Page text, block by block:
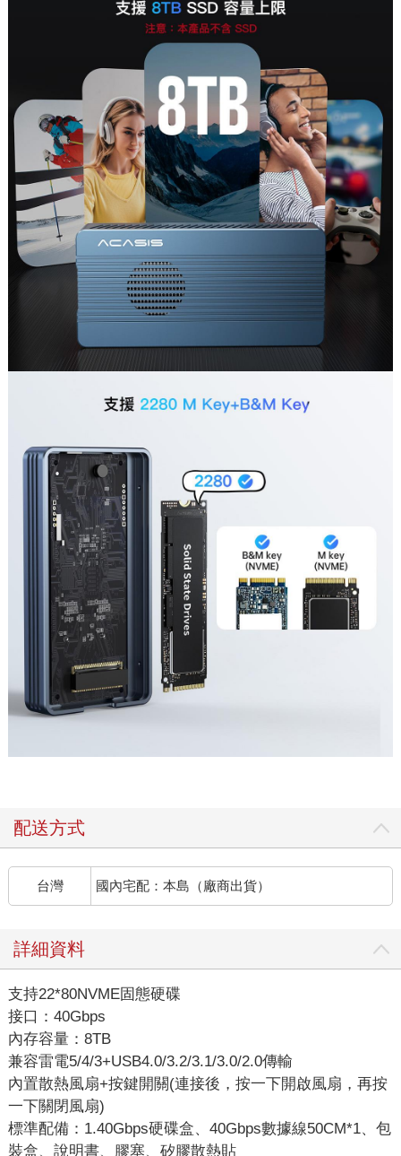
配送方式
台灣 國內宅配：本島（廠商出貨）
詳細資料
支持22*80NVME固態硬碟
接口：40Gbps
內存容量：8TB
兼容雷電5/4/3+USB4.0/3.2/3.1/3.0/2.0傳輸
內置散熱風扇+按鍵開關(連接後，按一下開啟風扇，再按
一下關閉風扇)
標準配備：1.40Gbps硬碟盒、40Gbps數據線50CM*1、包
裝盒、說明書、膠塞、矽膠散熱貼